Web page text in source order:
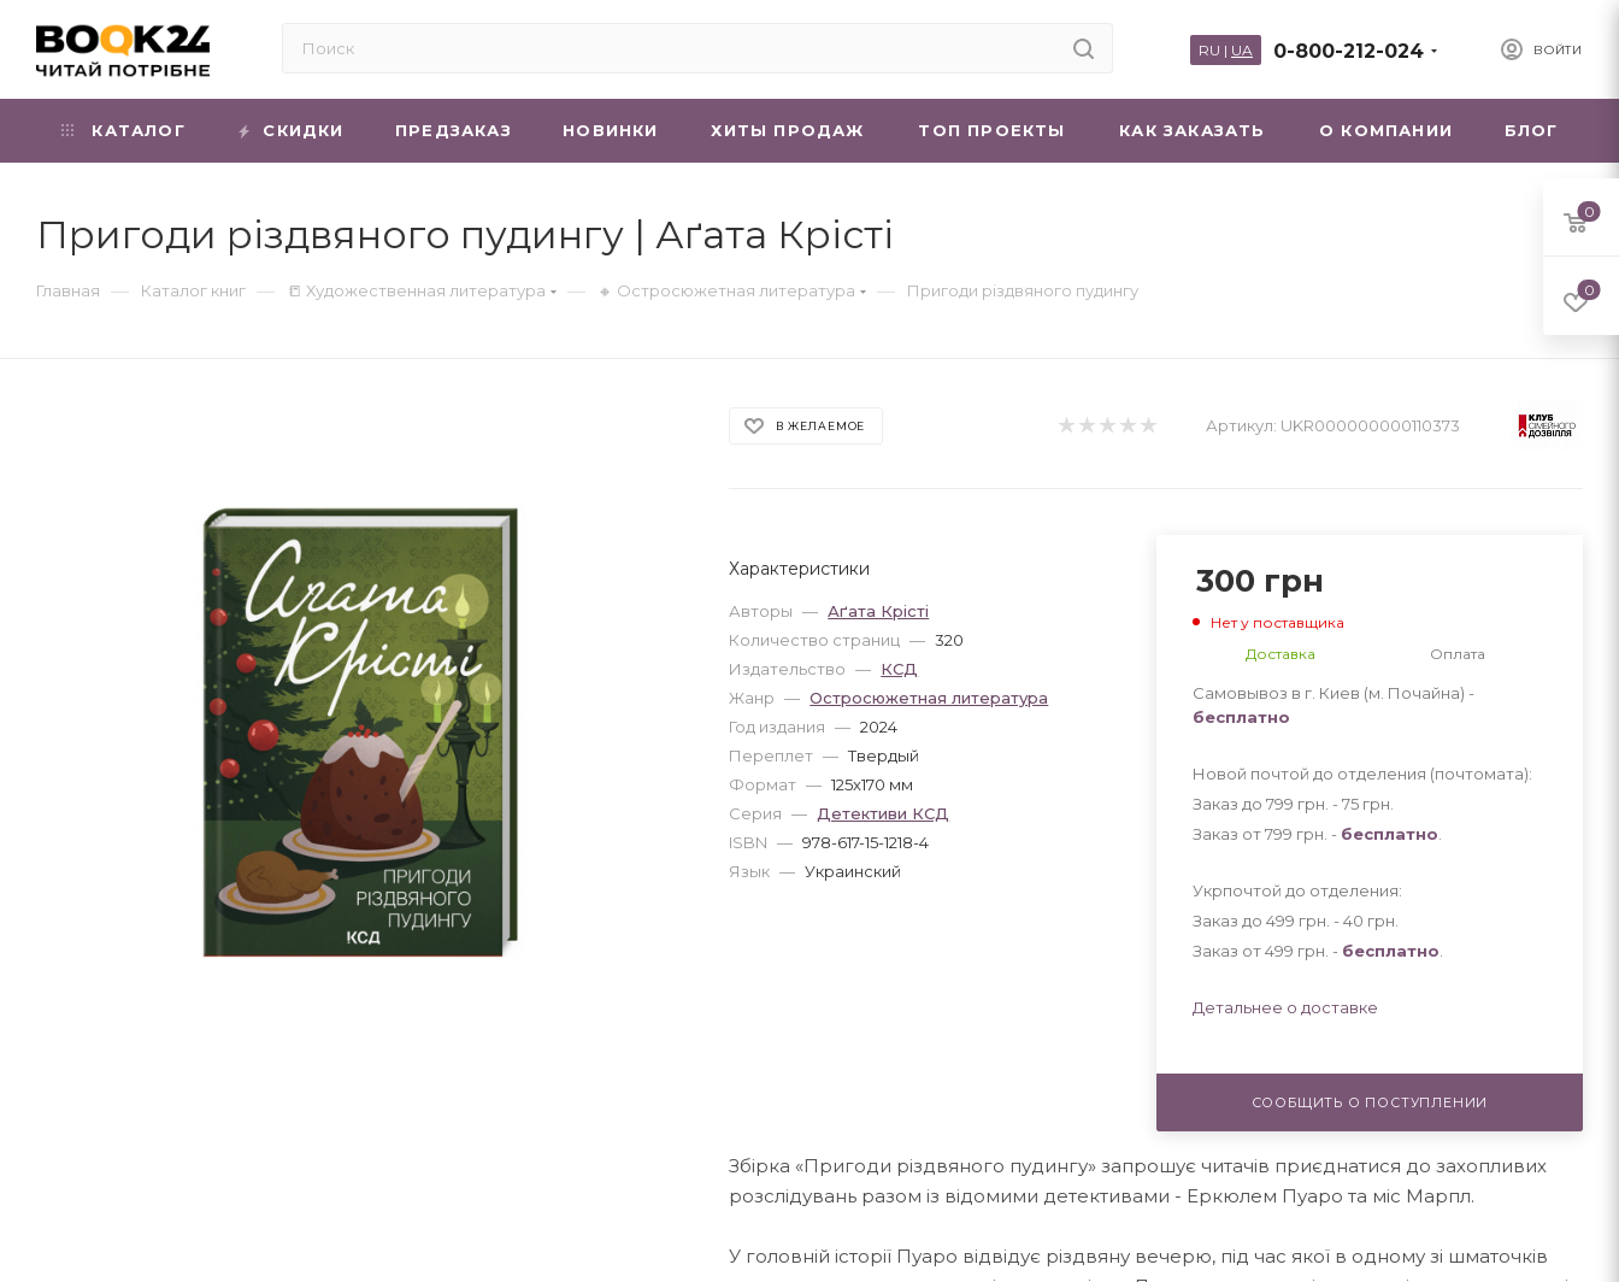
ВОЙТИ
0-800-212-024
RU | UA
КАТАЛОГ СКИДКИ ПРЕДЗАКАЗ НОВИНКИ ХИТЫ ПРОДАЖ ТОП ПРОЕКТЫ КАК ЗАКАЗАТЬ О КОМПАНИИ БЛОГ
Пригоди різдвяного пудингу | Аґата Крісті
Главная — Каталог книг — 📒 Художественная литература — 🔸 Остросюжетная литература — Пригоди різдвяного пудингу
В ЖЕЛАЕМОЕ Артикул: UKR000000000110373
Характеристики
Авторы — Аґата Крісті
Количество страниц — 320
Издательство — КСД
Жанр — Остросюжетная литература
Год издания — 2024
Переплет — Твердый
Формат — 125x170 мм
Серия — Детективи КСД
ISBN — 978-617-15-1218-4
Язык — Украинский
300 грн
Нет у поставщика
Доставка
Оплата
Самовывоз в г. Киев (м. Почайна) -
бесплатно
Новой почтой до отделения (почтомата):
Заказ до 799 грн. - 75 грн
Заказ от 799 грн. - бесплатно
Укрпочтой до отделения:
Заказ до 499 грн. - 40 грн
Заказ от 499 грн. - бесплатно
Детальнее о доставке
СООБЩИТЬ О ПОСТУПЛЕНИИ
Збірка «Пригоди різдвяного пудингу» запрошує читачів приєднатися до захопливих
розслідувань разом із відомими детективами - Еркюлем Пуаро та міс Марпл.
У головній історії Пуаро відвідує різдвяну вечерю, під час якої в одному зі шматочків
0
0